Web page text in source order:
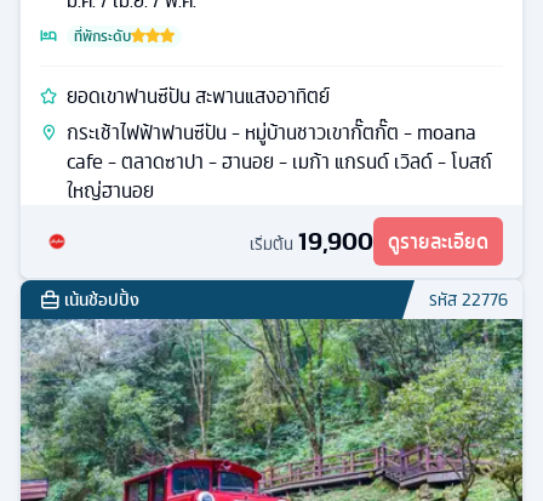
ที่พักระดับ
ยอดเขาฟานซีปัน สะพานแสงอาทิตย์
กระเช้าไฟฟ้าฟานซีปัน - หมู่บ้านชาวเขากั๊ตกั๊ต - moana
cafe - ตลาดซาปา - ฮานอย - เมก้า แกรนด์ เวิลด์ - โบสถ์
ใหญ่ฮานอย
เริ่มต้น 19,900 ดูรายละเอียด
เน้นช้อปปิ้ง รหัส22776